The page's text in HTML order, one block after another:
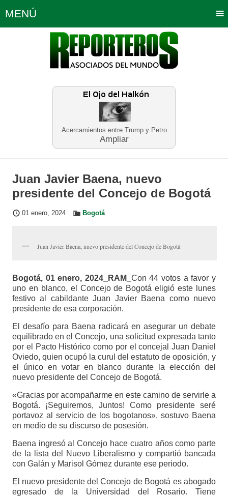
Acercamientos entre Trump y Petro
Ampliar
MENÚ
Política Opinión Bogotá
Planeta Tierra Deportes
Educación Neira
Juan Javier Baena, nuevo
presidente del Concejo de Bogotá
01 enero, 2024 Bogotá
Juan Javier Baena, nuevo presidente del Concejo de Bogotá
Bogotá, 01 enero, 2024_RAM_ Con 44 votos a favor y
uno en blanco, el Concejo de Bogotá eligió este lunes
festivo al cabildante Juan Javier Baena como nuevo
presidente de esa corporación.
El desafío para Baena radicará en asegurar un debate
equilibrado en el Concejo, una solicitud expresada tanto
por el Pacto Histórico como por el concejal Juan Daniel
Oviedo, quien ocupó la curul del estatuto de oposición, y
el único en votar en blanco durante la elección del
nuevo presidente del Concejo de Bogotá.
«Gracias por acompañarme en este camino de servirle a
Bogotá. ¡Seguiremos, Juntos! Como presidente seré
portavoz al servicio de los bogotanos», sostuvo Baena
en medio de su discurso de posesión.
Baena ingresó al Concejo hace cuatro años como parte
de la lista del Nuevo Liberalismo y compartió bancada
con Galán y Marisol Gómez durante ese periodo.
El nuevo presidente del Concejo de Bogotá es abogado
egresado de la Universidad del Rosario. Tiene